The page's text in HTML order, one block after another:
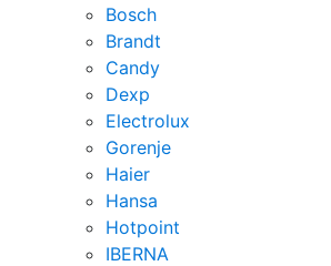
Bosch
Brandt
Candy
Dexp
Electrolux
Gorenje
Haier
Hansa
Hotpoint
IBERNA